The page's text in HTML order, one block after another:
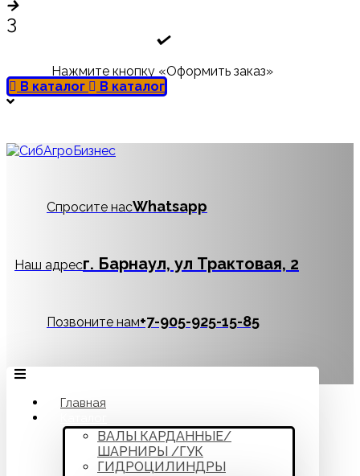
3
Нажмите кнопку «Оформить заказ»
В каталог
В каталог
Спросите насWhatsapp
Наш адресг. Барнаул, ул Трактовая, 2
Позвоните нам‪+7-905-925-15-85
Главная
ВАЛЫ КАРДАННЫЕ/
ШАРНИРЫ /ГУК
ГИДРОЦИЛИНДРЫ